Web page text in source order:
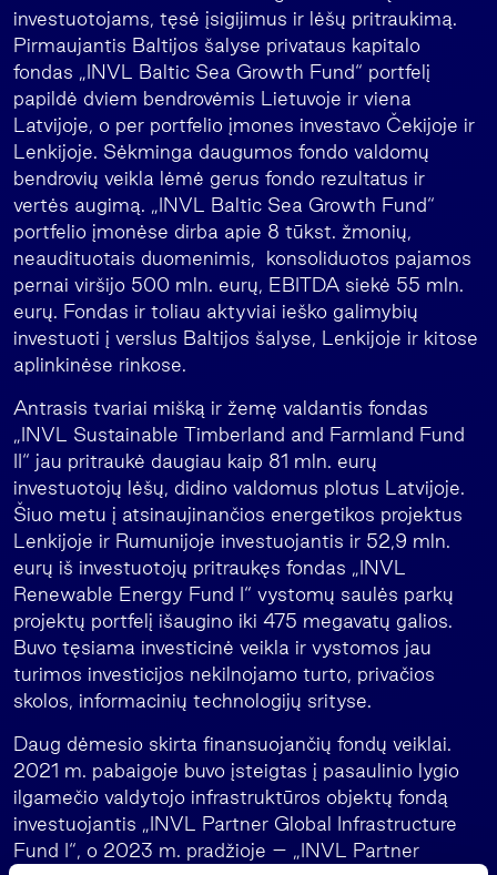
investuotojams, tęsė įsigijimus ir lėšų pritraukimą.
Pirmaujantis Baltijos šalyse privataus kapitalo
fondas „INVL Baltic Sea Growth Fund“ portfelį
papildė dviem bendrovėmis Lietuvoje ir viena
Latvijoje, o per portfelio įmones investavo Čekijoje ir
Lenkijoje. Sėkminga daugumos fondo valdomų
bendrovių veikla lėmė gerus fondo rezultatus ir
vertės augimą. „INVL Baltic Sea Growth Fund“
portfelio įmonėse dirba apie 8 tūkst. žmonių,
neaudituotais duomenimis, konsoliduotos pajamos
pernai viršijo 500 mln. eurų, EBITDA siekė 55 mln.
eurų. Fondas ir toliau aktyviai ieško galimybių
investuoti į verslus Baltijos šalyse, Lenkijoje ir kitose
aplinkinėse rinkose.
Antrasis tvariai mišką ir žemę valdantis fondas
„INVL Sustainable Timberland and Farmland Fund
II“ jau pritraukė daugiau kaip 81 mln. eurų
investuotojų lėšų, didino valdomus plotus Latvijoje.
Šiuo metu į atsinaujinančios energetikos projektus
Lenkijoje ir Rumunijoje investuojantis ir 52,9 mln.
eurų iš investuotojų pritraukęs fondas „INVL
Renewable Energy Fund I“ vystomų saulės parkų
projektų portfelį išaugino iki 475 megavatų galios.
Buvo tęsiama investicinė veikla ir vystomos jau
turimos investicijos nekilnojamo turto, privačios
skolos, informacinių technologijų srityse.
Daug dėmesio skirta finansuojančių fondų veiklai.
2021 m. pabaigoje buvo įsteigtas į pasaulinio lygio
ilgamečio valdytojo infrastruktūros objektų fondą
investuojantis „INVL Partner Global Infrastructure
Fund I“, o 2023 m. pradžioje – „INVL Partner